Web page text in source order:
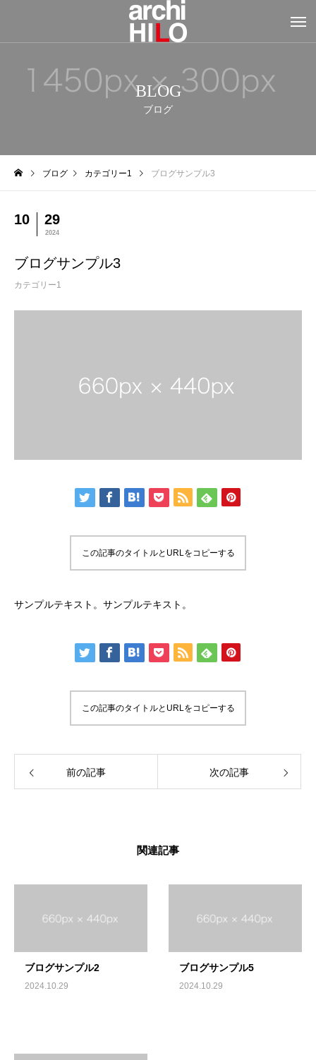
BLOG
ブログ
ブログ カテゴリー1 ブログサンプル3
10 29
2024
ブログサンプル3
カテゴリー1
この記事のタイトルとURLをコピーする
サンプルテキスト。サンプルテキスト。
この記事のタイトルとURLをコピーする
前の記事 次の記事
関連記事
ブログサンプル2
2024.10.29
ブログサンプル5
2024.10.29